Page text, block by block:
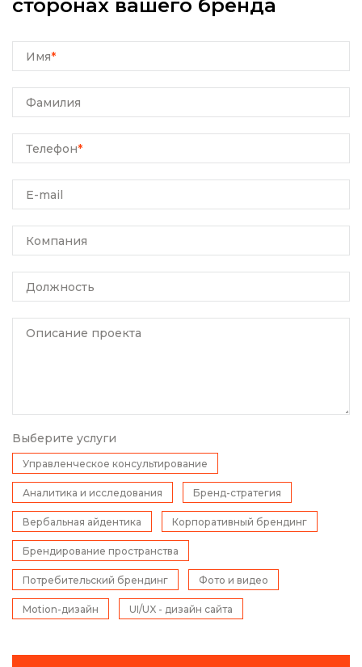
сторонах вашего бренда
Имя*
Фамилия
Телефон*
E-mail
Компания
Должность
Описание проекта
Выберите услуги
Управленческое консультирование
Аналитика и исследования Бренд-стратегия
Вербальная айдентика Корпоративный брендинг
Брендирование пространства
Потребительский брендинг Фото и видео
Motion-дизайн UI/UX - дизайн сайта